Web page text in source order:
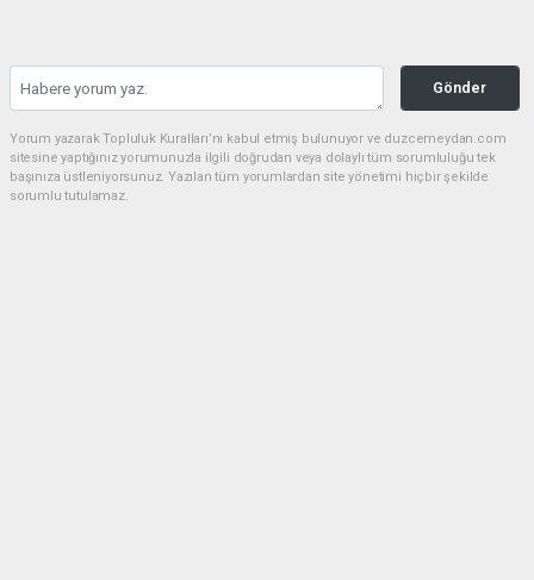
Gönder
Yorum yazarak Topluluk Kuralları’nı kabul etmiş bulunuyor ve duzcemeydan.com
sitesine yaptığınız yorumunuzla ilgili doğrudan veya dolaylı tüm sorumluluğu tek
başınıza üstleniyorsunuz. Yazılan tüm yorumlardan site yönetimi hiçbir şekilde
sorumlu tutulamaz.